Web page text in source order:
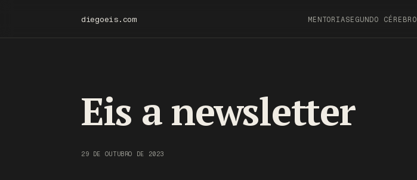
diegoeis.com MENTORIASEGUNDO CÉREBRO
Eis a newsletter
29 DE OUTUBRO DE 2023